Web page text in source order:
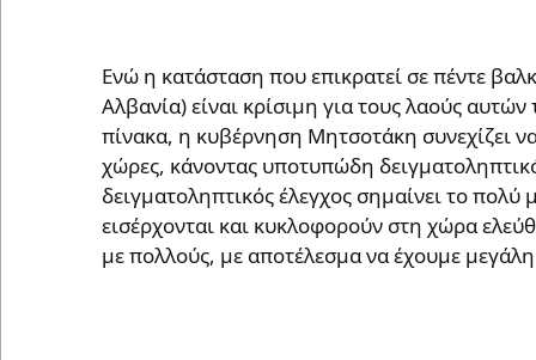
Ενώ η κατάσταση που επικρατεί σε πέντε
Αλβανία) είναι κρίσιμη για τους λαούς
πίνακα, η κυβέρνηση Μητσοτάκη συνεχίζει
χώρες, κάνοντας υποτυπώδη
δειγματοληπτικός έλεγχος σημαίνει το
εισέρχονται και κυκλοφορούν στη χώρα
με πολλούς, με αποτέλεσμα να έχουμε